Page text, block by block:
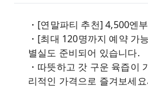
・[연말파티 추천] 4,500엔
・[최대 120명까지 예약 가
별실도 준비되어 있습니다.
・따뜻하고 갓 구운 육즙이
리적인 가격으로 즐겨보세